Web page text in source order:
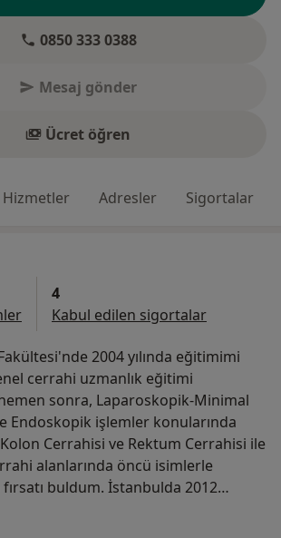
0850 333 0388
Mesaj gönder
Ücret öğren
Hizmetler Adresler Sigortalar
4
Kabul edilen sigortalar
2004 yılında eğitimimi
cerrahi uzmanlık eğitimi
sonra, Laparoskopik-Minimal
Endoskopik işlemler konularında
Cerrahisi ve Rektum Cerrahisi ile
alanlarında öncü isimlerle
buldum. İstanbulda 2012
çeşitli özel hastanelerde hizmet
itibaren Surp Pırgiç Ermeni